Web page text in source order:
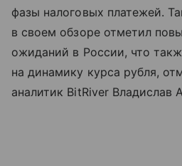
фазы налоговых платежей.
в своем обзоре отметил
ожиданий в России, что
на динамику курса рубля,
аналитик BitRiver Владислав